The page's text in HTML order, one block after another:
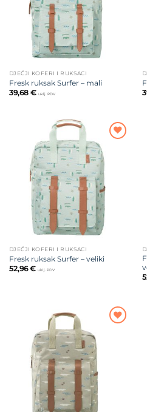
DJEČJI KOFERI I RUKSACI
Fresk ruksak Surfer – mali
39,68 € uklj. PDV
Dodajte
na listu
DJEČJI KOFERI I RUKSACI
Fresk ruksak Surfer – veliki
52,96€ uklj. PDV